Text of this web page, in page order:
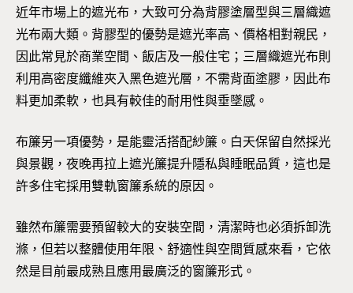
近年市場上的遮光布，大致可分為背膠塗層型與三層織遮
光布兩大類。背膠型的優勢是遮光率高、價格相對親民，
因此常見於商業空間、飯店及一般住宅；三層織遮光布則
利用高密度纖維夾入黑色遮光層，不需背面塗膠，因此布
料更加柔軟，也具有較佳的耐用性與垂墜感。
布簾另一項優勢，是能靈活搭配紗簾。白天保留自然採光
與景觀，夜晚再拉上遮光簾提升隱私與睡眠品質，這也是
許多住宅採用雙軌窗簾系統的原因。
雖然布簾需要預留較大的安裝空間，清潔時也必須拆卸洗
滌，但若以整體使用年限、舒適性與空間質感來看，它依
然是目前最成熟且應用最廣泛的窗簾形式。